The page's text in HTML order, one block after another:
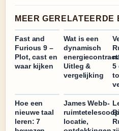
MEER GERELATEERDE
Fast and
Furious 9 –
Plot, cast en
waar kijken
Wat is een
dynamisch
Uitleg &
vergelijking
5
Hoe een
nieuwe taal
leren: 7
James Webb-
locatie,